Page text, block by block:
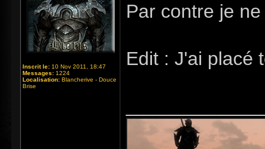
Inscrit le: 10 Nov 2011, 18:47
Messages: 1224
Localisation: Blancherive - Douce
Brise
Par contre je
Edit : J'ai placé